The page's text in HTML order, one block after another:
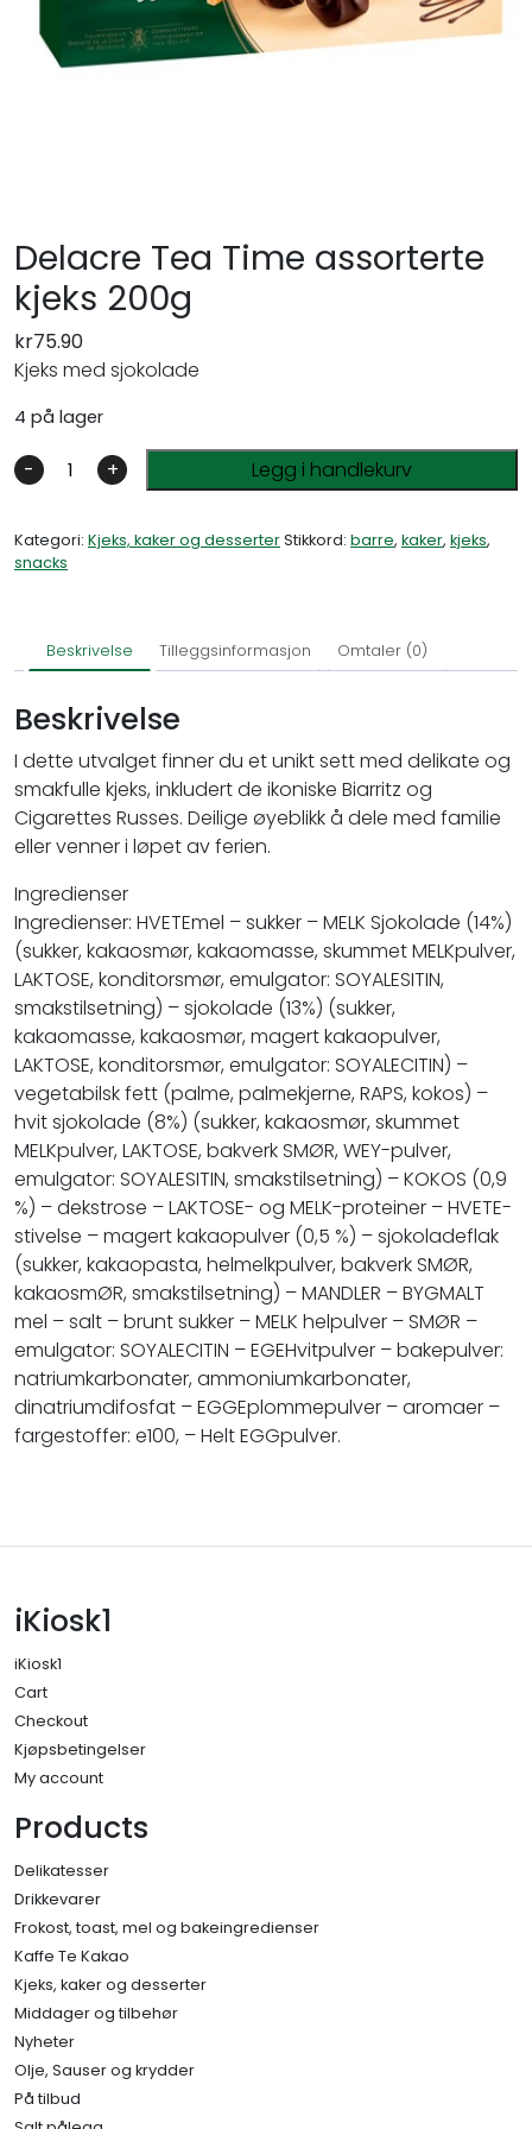
Delacre Tea Time assorterte
kjeks 200g
kr75.90
Kjeks med sjokolade
4 på lager
- + Legg i handlekurv
Kategori: Kjeks, kaker og desserterStikkord: barre, kaker, kjeks,
snacks
Beskrivelse Tilleggsinformasjon Omtaler (0)
Beskrivelse
I dette utvalget finner du et unikt sett med delikate og
smakfulle kjeks, inkludert de ikoniske Biarritz og
Cigarettes Russes. Deilige øyeblikk å dele med familie
eller venner i løpet av ferien.
Ingredienser
Ingredienser: HVETEmel – sukker – MELK Sjokolade (14%)
(sukker, kakaosmør, kakaomasse, skummet MELKpulver,
LAKTOSE, konditorsmør, emulgator: SOYALESITIN,
smakstilsetning) – sjokolade (13%) (sukker,
kakaomasse, kakaosmør, magert kakaopulver,
LAKTOSE, konditorsmør, emulgator: SOYALECITIN) –
vegetabilsk fett (palme, palmekjerne, RAPS, kokos) –
hvit sjokolade (8%) (sukker, kakaosmør, skummet
MELKpulver, LAKTOSE, bakverk SMØR, WEY-pulver,
emulgator: SOYALESITIN, smakstilsetning) – KOKOS (0,9
%) – dekstrose – LAKTOSE- og MELK-proteiner – HVETE-
stivelse – magert kakaopulver (0,5 %) – sjokoladeflak
(sukker, kakaopasta, helmelkpulver, bakverk SMØR,
kakaosmØR, smakstilsetning) – MANDLER – BYGMALT
mel – salt – brunt sukker – MELK helpulver – SMØR –
emulgator: SOYALECITIN – EGEHvitpulver – bakepulver:
natriumkarbonater, ammoniumkarbonater,
dinatriumdifosfat – EGGEplommepulver – aromaer –
fargestoffer: e100, – Helt EGGpulver.
iKiosk1
iKiosk1
Cart
Checkout
Kjøpsbetingelser
My account
Products
Delikatesser
Drikkevarer
Frokost, toast, mel og bakeingredienser
Kaffe Te Kakao
Kjeks, kaker og desserter
Middager og tilbehør
Nyheter
Olje, Sauser og krydder
På tilbud